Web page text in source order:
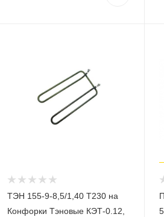
ТЭН 155-9-8,5/1,40 Т230 на
Конфорки Тэновые КЭТ-0.12,